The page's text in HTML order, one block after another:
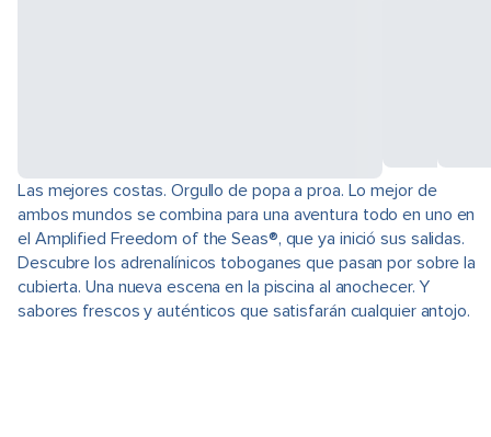
Las mejores costas. Orgullo de popa a proa. Lo mejor de
ambos mundos se combina para una aventura todo en uno en
el Amplified Freedom of the Seas®, que ya inició sus salidas.
Descubre los adrenalínicos toboganes que pasan por sobre la
cubierta. Una nueva escena en la piscina al anochecer. Y
sabores frescos y auténticos que satisfarán cualquier antojo.